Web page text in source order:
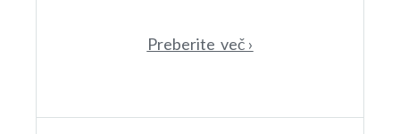
Preberite več ›